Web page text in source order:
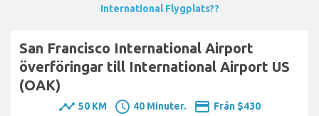
International Flygplats??
San Francisco International Airport
överföringar till International Airport US
(OAK)
timeline 50 KM schedule 40 Minuter. payment Från $430